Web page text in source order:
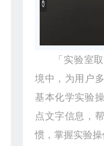
「实验室
境中，为用户
基本化学实验
点文字信息，
惯，掌握实验操